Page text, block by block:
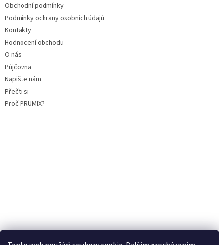
Obchodní podmínky
Podmínky ochrany osobních údajů
Kontakty
Hodnocení obchodu
O nás
Půjčovna
Napište nám
Přečti si
Proč PRUMIX?